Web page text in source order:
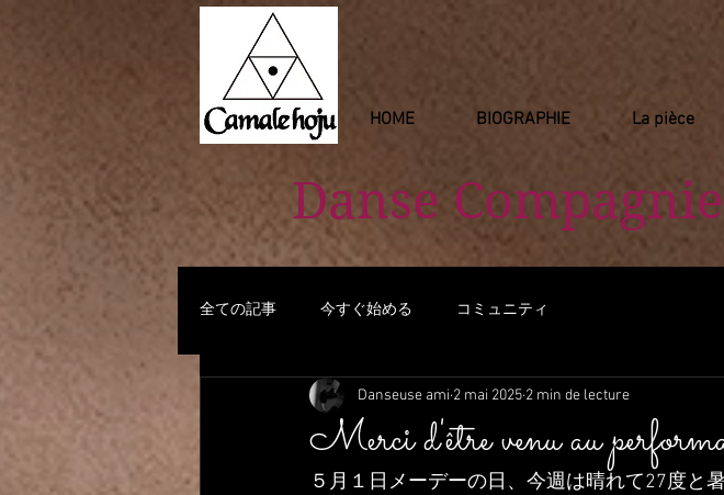
HOME BIOGRAPHIE La pièce
Danse Compagnie
全ての記事 今すぐ始める コミュニティ
Merci d'être venu au
Danseuse ami 2 mai 2025 2 min de lecture
５月１日メーデーの日、今週は晴れて27度と